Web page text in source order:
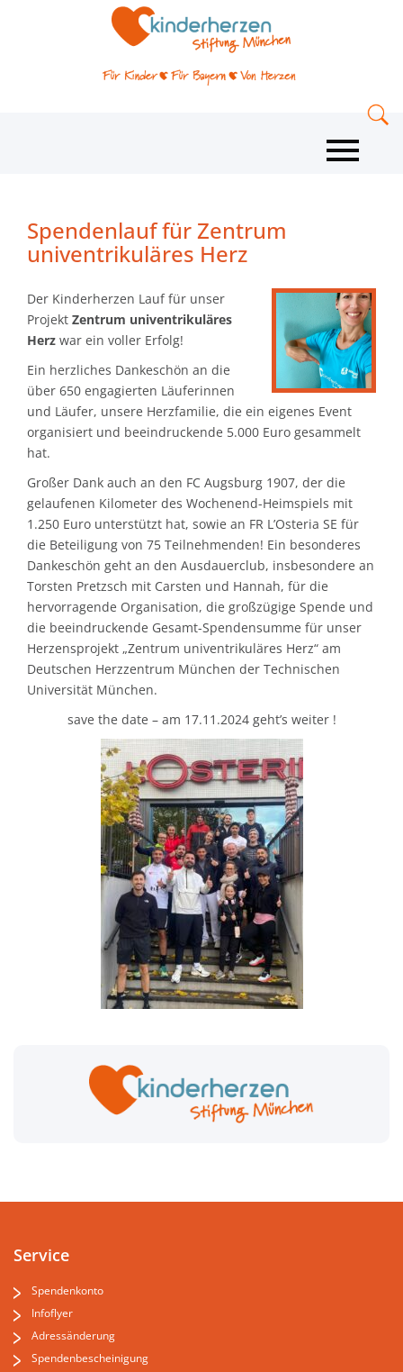
Spendenlauf für Zentrum
univentrikuläres Herz
Der Kinderherzen Lauf für unser
Projekt Zentrum univentrikuläres
Herz war ein voller Erfolg!
Ein herzliches Dankeschön an die
über 650 engagierten Läuferinnen
und Läufer, unsere Herzfamilie, die ein eigenes Event
organisiert und beeindruckende 5.000 Euro gesammelt
hat.
Großer Dank auch an den FC Augsburg 1907, der die
gelaufenen Kilometer des Wochenend-Heimspiels mit
1.250 Euro unterstützt hat, sowie an FR L’Osteria SE für
die Beteiligung von 75 Teilnehmenden! Ein besonderes
Dankeschön geht an den Ausdauerclub, insbesondere an
Torsten Pretzsch mit Carsten und Hannah, für die
hervorragende Organisation, die großzügige Spende und
die beeindruckende Gesamt-Spendensumme für unser
Herzensprojekt „Zentrum univentrikuläres Herz“ am
Deutschen Herzzentrum München der Technischen
Universität München.
save the date – am 17.11.2024 geht’s weiter ‍!
Service
Spendenkonto
Infoflyer
Adressänderung
Spendenbescheinigung